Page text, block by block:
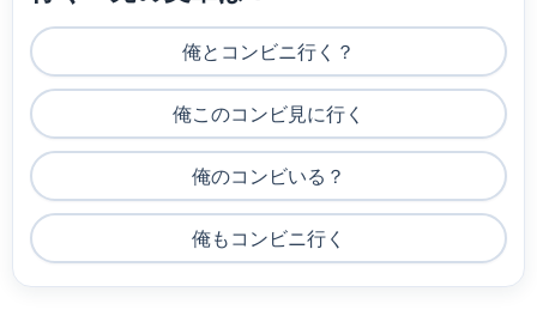
俺とコンビニ行く？
俺このコンビ見に行く
俺のコンビいる？
俺もコンビニ行く